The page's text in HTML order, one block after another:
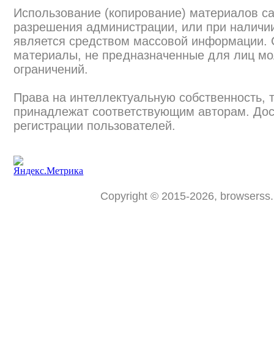
Использование (копирование) материалов
разрешения администрации, или при
является средством массовой информации.
материалы, не предназначенные для лиц
ограничений.
Права на интеллектуальную собственность,
принадлежат соответствующим авторам.
регистрации пользователей.
Copyright © 2015-2026,